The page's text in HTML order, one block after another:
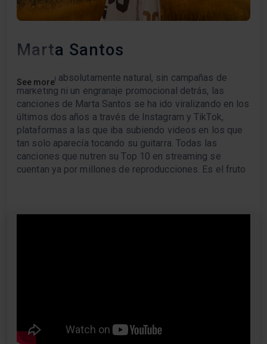
Marta Santos
De forma absolutamente natural, sin campañas de
marketing ni un engranaje promocional detrás, las
canciones de Marta Santos se ha ido viralizando en los
últimos dos años a través de Instagram y TikTok,
plataformas a las que iba subiendo videos en los que
tan solo aparecía tocando su guitarra. Todas las
canciones que nutren su Top 10 en streaming se
cuentan ya por millones de reproducciones. Es el fruto
forma parte del cartel de Noches del Botánico.
See more